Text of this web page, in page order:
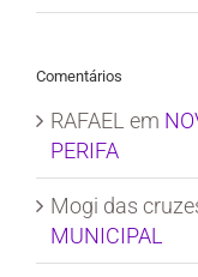
Comentários
RAFAEL em
PERIFA
Mogi das
MUNICIPAL